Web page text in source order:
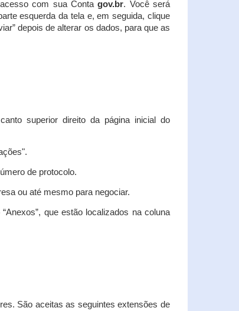
acesso com sua Contagov.br. Você será
esquerda da tela e, em seguida, clique
depois de alterar os dados, para que as
superior direito da página inicial do
de protocolo.
ou até mesmo para negociar.
que estão localizados na coluna
São aceitas as seguintes extensões de